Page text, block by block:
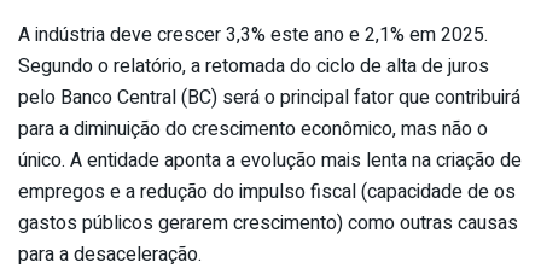
A indústria deve crescer 3,3% este ano e 2,1% em 2025.
Segundo o relatório, a retomada do ciclo de alta de juros
pelo Banco Central (BC) será o principal fator que contribuirá
para a diminuição do crescimento econômico, mas não o
único. A entidade aponta a evolução mais lenta na criação de
empregos e a redução do impulso fiscal (capacidade de os
gastos públicos gerarem crescimento) como outras causas
para a desaceleração.